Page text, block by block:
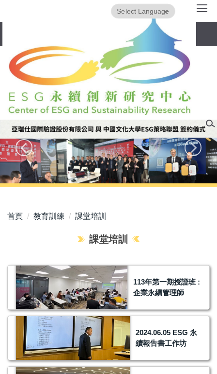
容
Translate
首頁 教育訓練 課堂培訓
課堂培訓
113年第一期授證班 :
企業永續管理師
2024.06.05 ESG 永
續報告書工作坊